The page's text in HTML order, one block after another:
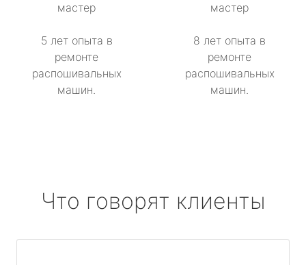
мастер
5 лет опыта в
ремонте
распошивальных
машин.
мастер
8 лет опыта в
ремонте
распошивальных
машин.
Что говорят клиенты